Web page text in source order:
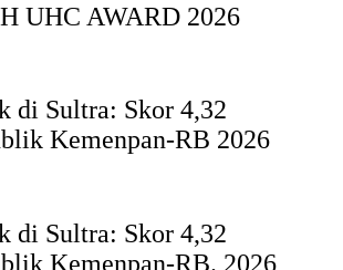
UHC AWARD 2026
di Sultra: Skor 4,32
Kemenpan-RB 2026
di Sultra: Skor 4,32
Kemenpan-RB. 2026